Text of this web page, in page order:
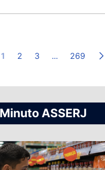
para os
1 2 3 ... 269
Minuto ASSERJ